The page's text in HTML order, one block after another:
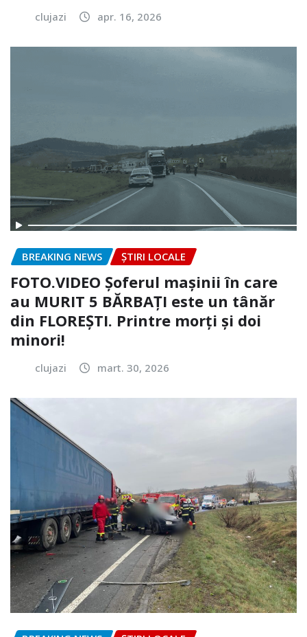
clujazi apr. 16, 2026
BREAKING NEWS ȘTIRI LOCALE
FOTO.VIDEO Șoferul mașinii în care
au MURIT 5 BĂRBAȚI este un tânăr
din FLOREȘTI. Printre morți și doi
minori!
clujazi mart. 30, 2026